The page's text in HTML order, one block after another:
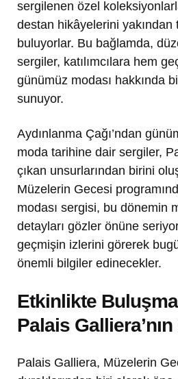
sergilenen özel
destan hikâyelerini yakından
buluyorlar. Bu bağlamda,
sergiler, katılımcılara hem
günümüz modası hakkında
sunuyor.
Aydınlanma Çağı’ndan
moda tarihine dair sergiler,
çıkan unsurlarından birini
Müzelerin Gecesi
modası sergisi, bu dönemin
detayları gözler önüne
geçmişin izlerini görerek
önemli bilgiler edinecekler.
Etkinlikte
Palais
Palais Galliera, Müzelerin